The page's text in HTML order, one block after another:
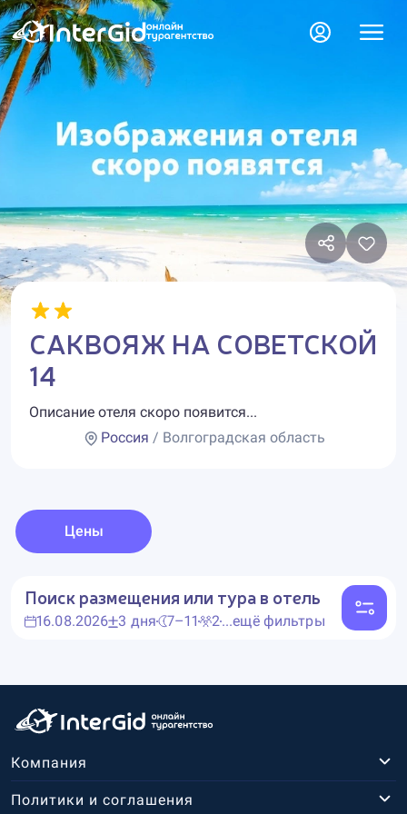
САКВОЯЖ НА СОВЕТСКОЙ
14
Описание отеля скоро появится...
Россия / Волгоградская область
Цены
Поиск размещения или тура в отель
16.08.2026 3 дня 7–11 2...ещё фильтры
Компания
Политики и соглашения